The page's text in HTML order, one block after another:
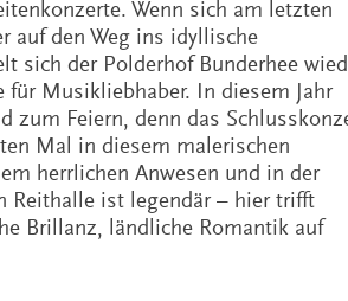
Wenn sich am letzten
auf den Weg ins idyllische
sich der Polderhof Bunderhee
Musikliebhaber. In diesem Jahr
zum Feiern, denn das
Mal in diesem malerischen
herrlichen Anwesen und in der
Reithalle ist legendär – hier trifft
Brillanz, ländliche Romantik auf